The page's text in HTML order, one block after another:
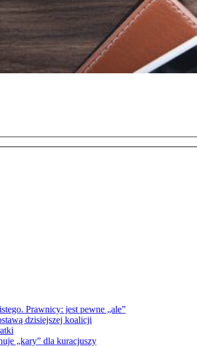
Prawnicy: jest pewne „ale”
dzisiejszej koalicji
„kary” dla kuracjuszy